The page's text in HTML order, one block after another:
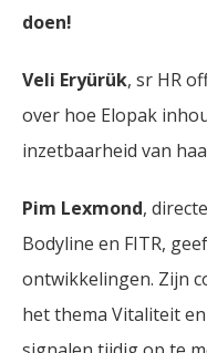
doen!
Veli Eryürük, sr HR
over hoe Elopak
inzetbaarheid van
Pim Lexmond,
Bodyline en FITR,
ontwikkelingen. Zijn
het thema Vitaliteit